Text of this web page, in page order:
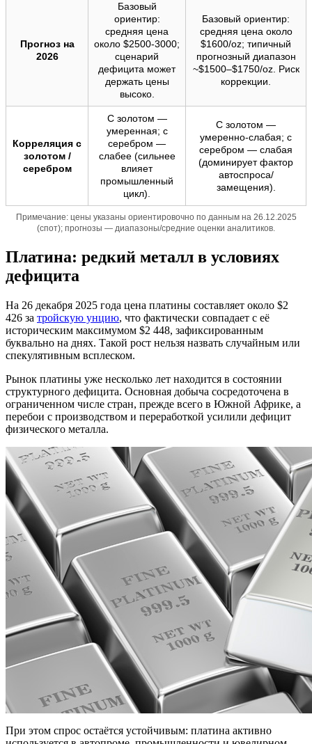
Прогноз на
2026
Базовый
ориентир:
средняя цена
около $2500-3000;
сценарий
дефицита может
держать цены
высоко.
Базовый ориентир:
средняя цена около
$1600/oz; типичный
прогнозный диапазон
~$1500–$1750/oz. Риск
коррекции.
Корреляция с
золотом /
серебром
С золотом —
умеренная; с
серебром —
слабее (сильнее
влияет
промышленный
цикл).
С золотом —
умеренно-слабая; с
серебром — слабая
(доминирует фактор
автоспроса/
замещения).
Примечание: цены указаны ориентировочно по данным на 26.12.2025
(спот); прогнозы — диапазоны/средние оценки аналитиков.
Платина: редкий металл в условиях
дефицита
На 26 декабря 2025 года цена платины составляет около $2
426 за тройскую унцию, что фактически совпадает с её
историческим максимумом $2 448, зафиксированным
буквально на днях. Такой рост нельзя назвать случайным или
спекулятивным всплеском.
Рынок платины уже несколько лет находится в состоянии
структурного дефицита. Основная добыча сосредоточена в
ограниченном числе стран, прежде всего в Южной Африке, а
перебои с производством и переработкой усилили дефицит
физического металла.
При этом спрос остаётся устойчивым: платина активно